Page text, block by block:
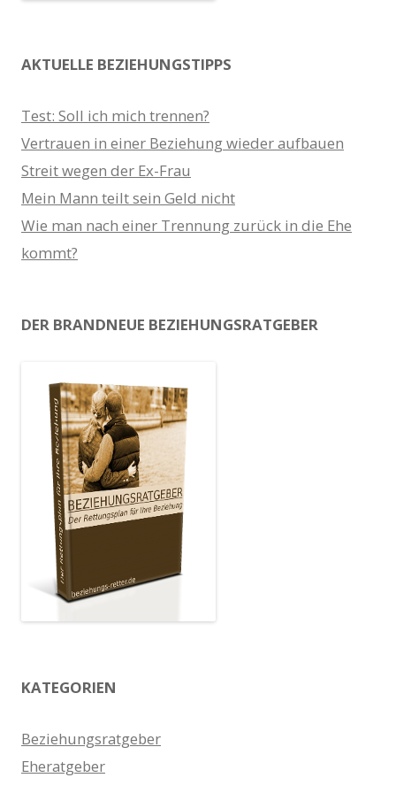
AKTUELLE BEZIEHUNGSTIPPS
Test: Soll ich mich trennen?
Vertrauen in einer Beziehung wieder aufbauen
Streit wegen der Ex-Frau
Mein Mann teilt sein Geld nicht
Wie man nach einer Trennung zurück in die Ehe
kommt?
DER BRANDNEUE BEZIEHUNGSRATGEBER
KATEGORIEN
Beziehungsratgeber
Eheratgeber